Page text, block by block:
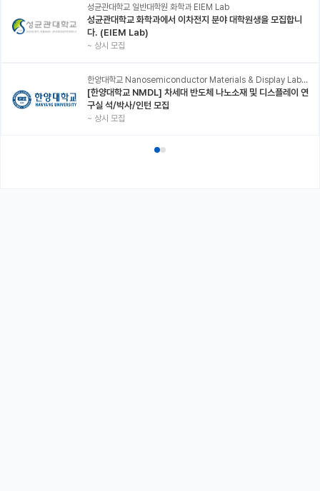
성균관대학교 일반대학원 화학과 EIEM Lab
성균관대학교 화학과에서 이차전지 분야 대학원생을 모집합니
다. (EIEM Lab)
~ 상시 모집
한양대학교 Nanosemiconductor Materials & Display Laboratory
[한양대학교 NMDL] 차세대 반도체 나노소재 및 디스플레이 연
구실 석/박사/인턴 모집
~ 상시 모집